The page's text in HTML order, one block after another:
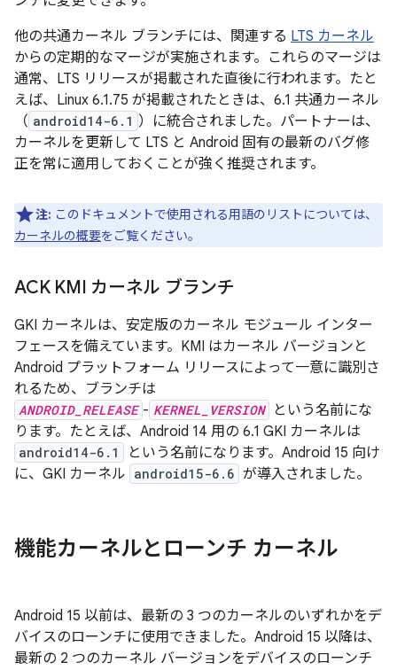
他の共通カーネル ブランチには、関連する LTS カーネル
からの定期的なマージが実施されます。これらのマージは
通常、LTS リリースが掲載された直後に行われます。たと
えば、Linux 6.1.75 が掲載されたときは、6.1 共通カーネル
（ android14-6.1 ）に統合されました。パートナーは、
カーネルを更新して LTS と Android 固有の最新のバグ修
正を常に適用しておくことが強く推奨されます。
注: このドキュメントで使用される用語のリストについては、
カーネルの概要をご覧ください。
ACK KMI カーネル ブランチ
GKI カーネルは、安定版のカーネル モジュール インター
フェースを備えています。KMI はカーネル バージョンと
Android プラットフォーム リリースによって一意に識別さ
れるため、ブランチは
ANDROID_RELEASE - KERNEL_VERSION
という名前にな
ります。たとえば、Android 14 用の 6.1 GKI カーネルは
android14-6.1
という名前になります。Android 15 向け
に、GKI カーネル android15-6.6 が導入されました。
機能カーネルとローンチ カーネル
Android 15 以前は、最新の 3 つのカーネルのいずれかをデ
バイスのローンチに使用できました。Android 15 以降は、
最新の 2 つのカーネル バージョンをデバイスのローンチ